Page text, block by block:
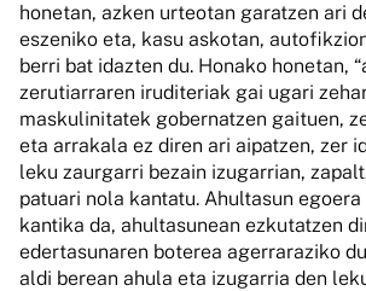
honetan, azken urteotan garatzen ari
eszeniko eta, kasu askotan,
berri bat idazten du. Honako honetan,
zerutiarraren iruditeriak gai ugari
maskulinitatek gobernatzen gaituen,
eta arrakala ez diren ari aipatzen, zer
leku zaurgarri bezain izugarrian,
patuari nola kantatu. Ahultasun
kantika da, ahultasunean ezkutatzen
edertasunaren boterea agerraraziko
aldi berean ahula eta izugarria den